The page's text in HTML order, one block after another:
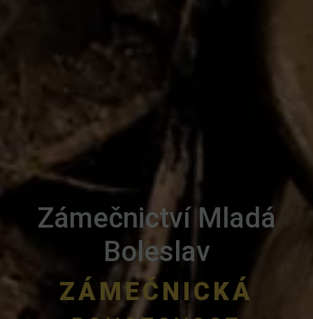
Zámečnictví Mladá
Boleslav
ZÁMEČNICKÁ